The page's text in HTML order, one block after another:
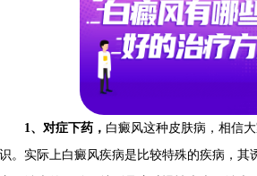
1、对症下药， 白癜风这种皮肤病，相信
识。实际上白癜风疾病是比较特殊的疾病，其